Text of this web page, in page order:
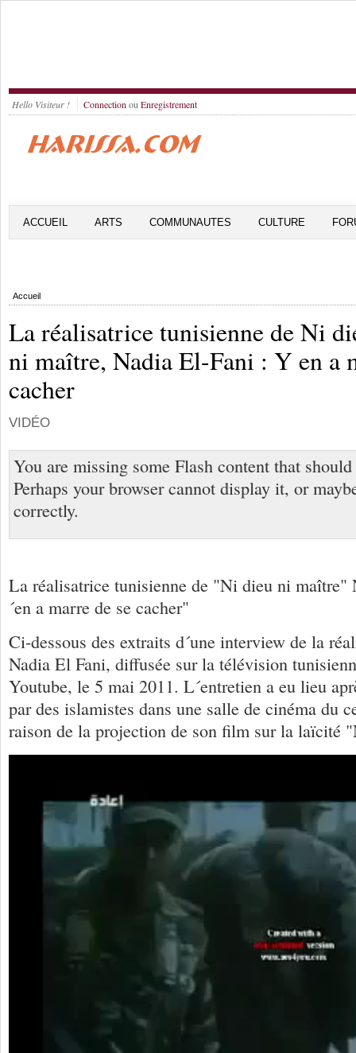
Hello Visiteur ! Connection ou Enregistrement
ACCUEIL ARTS COMMUNAUTES CULTURE
Accueil
La réalisatrice tunisienne de Ni
ni maître, Nadia El-Fani : Y en a
cacher
VIDÉO
You are missing some Flash content that
Perhaps your browser cannot display it, or
correctly.
La réalisatrice tunisienne de "Ni dieu ni
´en a marre de se cacher"
Ci-dessous des extraits d´une interview de la
Nadia El Fani, diffusée sur la télévision
Youtube, le 5 mai 2011. L´entretien a eu lieu
par des islamistes dans une salle de cinéma du
raison de la projection de son film sur la laïcité